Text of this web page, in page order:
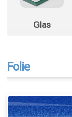
Glas
Folie